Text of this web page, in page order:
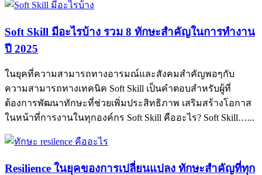
Soft Skill มีอะไรบ้าง รวม 8 ทักษะสำคัญในการทำงาน
ปี 2025
ในยุคที่ความสามารถทางอารมณ์และสังคมสำคัญพอๆกับ
ความสามารถทางเทคนิค Soft Skill เป็นคำตอบสำหรับผู้ที่
ต้องการพัฒนาทักษะที่ช่วยเพิ่มประสิทธิภาพ เสริมสร้างโอกาส
ในหน้าที่การงานในทุกองค์กร Soft Skill คืออะไร? Soft Skill…...
Resilience ในยุคของการเปลี่ยนแปลง ทักษะสำคัญที่ทุก